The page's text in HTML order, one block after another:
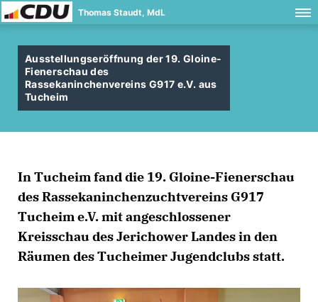
Thomas Staudt, MdL
Ausstellungseröffnung der 19. Gloine-
Fienerschau des
Rassekaninchenvereins G917 e.V. aus
Tucheim
In Tucheim fand die 19. Gloine-Fienerschau
des Rassekaninchenzuchtvereins G917
Tucheim e.V. mit angeschlossener
Kreisschau des Jerichower Landes in den
Räumen des Tucheimer Jugendclubs statt.